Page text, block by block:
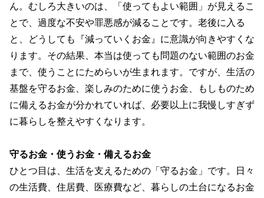
ん。むしろ大きいのは、「使ってもよい範囲」が見えるこ
とで、過度な不安や罪悪感が減ることです。老後に入る
と、どうしても『減っていくお金』に意識が向きやすくな
ります。その結果、本当は使っても問題のない範囲のお金
まで、使うことにためらいが生まれます。ですが、生活の
基盤を守るお金、楽しみのために使うお金、もしものため
に備えるお金が分かれていれば、必要以上に我慢しすぎず
に暮らしを整えやすくなります。
守るお金・使うお金・備えるお金
ひとつ目は、生活を支えるための「守るお金」です。日々
の生活費、住居費、医療費など、暮らしの土台になるお金